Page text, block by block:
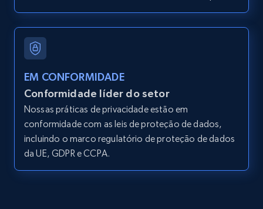
Place id, URL, Country, Name, Category,
more.
Instagram - Posts
URL, User posted, Description, Hashtags, Num
comments, Date posted, Likes, Photos, and
more.
EM CONFORMIDADE
Conformidade líder do setor
Nossas práticas de privacidade estão em
conformidade com as leis de proteção de dados,
incluindo o marco regulatório de proteção de dados
da UE, GDPR e CCPA.